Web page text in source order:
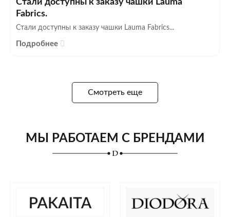
Стали доступны к заказу чашки Lauma
Fabrics.
Стали доступны к заказу чашки Lauma Fabrics...
Подробнее
Смотреть еще
МЫ РАБОТАЕМ С БРЕНДАМИ